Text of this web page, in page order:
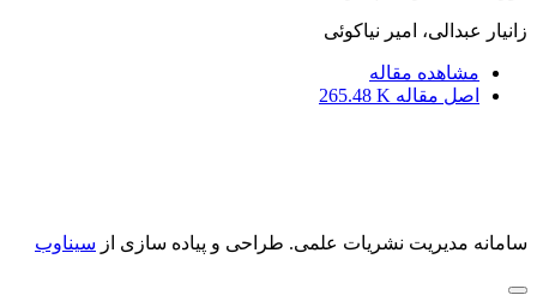
زانیار عبدالی، امیر نیاکوئی
مشاهده مقاله
اصل مقاله 265.48 K
سامانه مدیریت نشریات علمی. طراحی و پیاده سازی از سیناوب